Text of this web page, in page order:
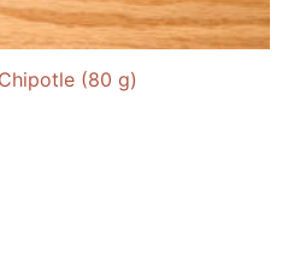
(80 g)